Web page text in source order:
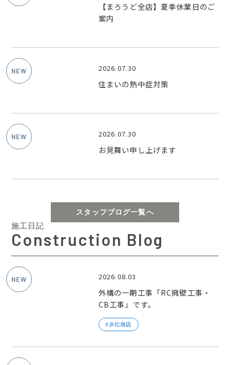
【まろうど全店】夏季休業日のご
案内
2026.07.30
住まいの熱中症対策
2026.07.30
お見舞い申し上げます
スタッフブログ一覧へ
施工日記
Construction Blog
2026.08.03
外構の一期工事「RC擁壁工事・
CB工事」です。
浜松南店